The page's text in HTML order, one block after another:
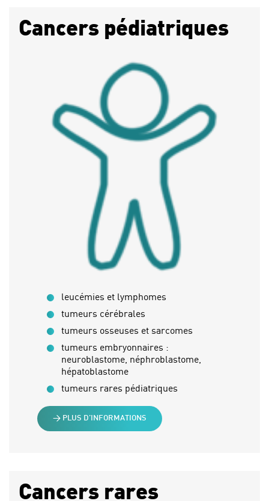
Cancers pédiatriques
leucémies et lymphomes
tumeurs cérébrales
tumeurs osseuses et sarcomes
tumeurs embryonnaires :
neuroblastome, néphroblastome,
hépatoblastome
tumeurs rares pédiatriques
> PLUS D’INFORMATIONS
Cancers rares